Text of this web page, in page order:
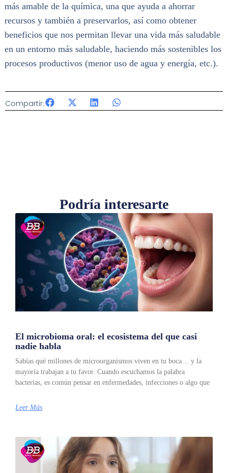
más amable de la química, una que ayuda a ahorrar
recursos y también a preservarlos, así como obtener
beneficios que nos permitan llevar una vida más saludable
en un entorno más saludable, haciendo más sostenibles los
procesos productivos (menor uso de agua y energía, etc.).
Compartir:
Podría interesarte
El microbioma oral: el ecosistema del que casi
nadie habla
Sabías qué millones de microorganismos viven en tu boca… y la
mayoría trabajan a tu favor. Cuando escuchamos la palabra
bacterias, es común pensar en enfermedades, infecciones o algo que
Leer Más